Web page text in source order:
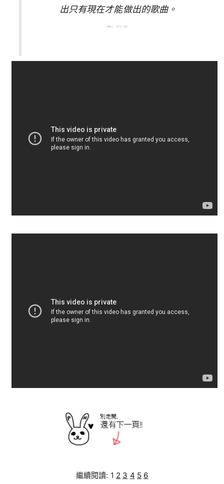
出只有現在才能做出的歌曲。
Alec （Vo. Gt）
繼續閱讀: 1 2 3 4 5 6